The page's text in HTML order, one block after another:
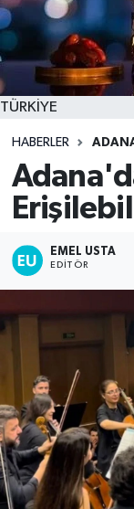
TÜRKİYE
HABERLER
EMEL USTA
EDITÖR